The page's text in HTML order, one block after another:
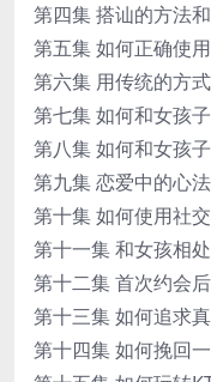
第四集 搭讪的方法
第五集 如何正确使
第六集 用传统的方
第七集 如何和女孩
第八集 如何和女孩
第九集 恋爱中的心
第十集 如何使用社
第十一集 和女孩相
第十二集 首次约会
第十三集 如何追求
第十四集 如何挽回